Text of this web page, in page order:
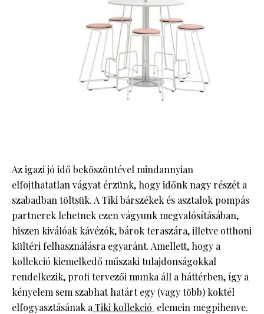
Az igazi jó idő beköszöntével mindannyian
elfojthatatlan vágyat érzünk, hogy időnk nagy részét a
szabadban töltsük. A Tiki bárszékek és asztalok pompás
partnerek lehetnek ezen vágyunk megvalósításában,
hiszen kiválóak kávézók, bárok teraszára, illetve otthoni
kültéri felhasználásra egyaránt. Amellett, hogy a
kollekció kiemelkedő műszaki tulajdonságokkal
rendelkezik, profi tervezői munka áll a háttérben, így a
kényelem sem szabhat határt egy (vagy több) koktél
elfogyasztásának a Tiki kollekció elemein megpihenve.